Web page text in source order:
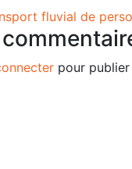
fluvial de
pour